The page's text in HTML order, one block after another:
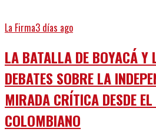
La Firma3 días ago
LA BATALLA DE BOYACÁ Y
DEBATES SOBRE LA
MIRADA CRÍTICA DESDE
COLOMBIANO